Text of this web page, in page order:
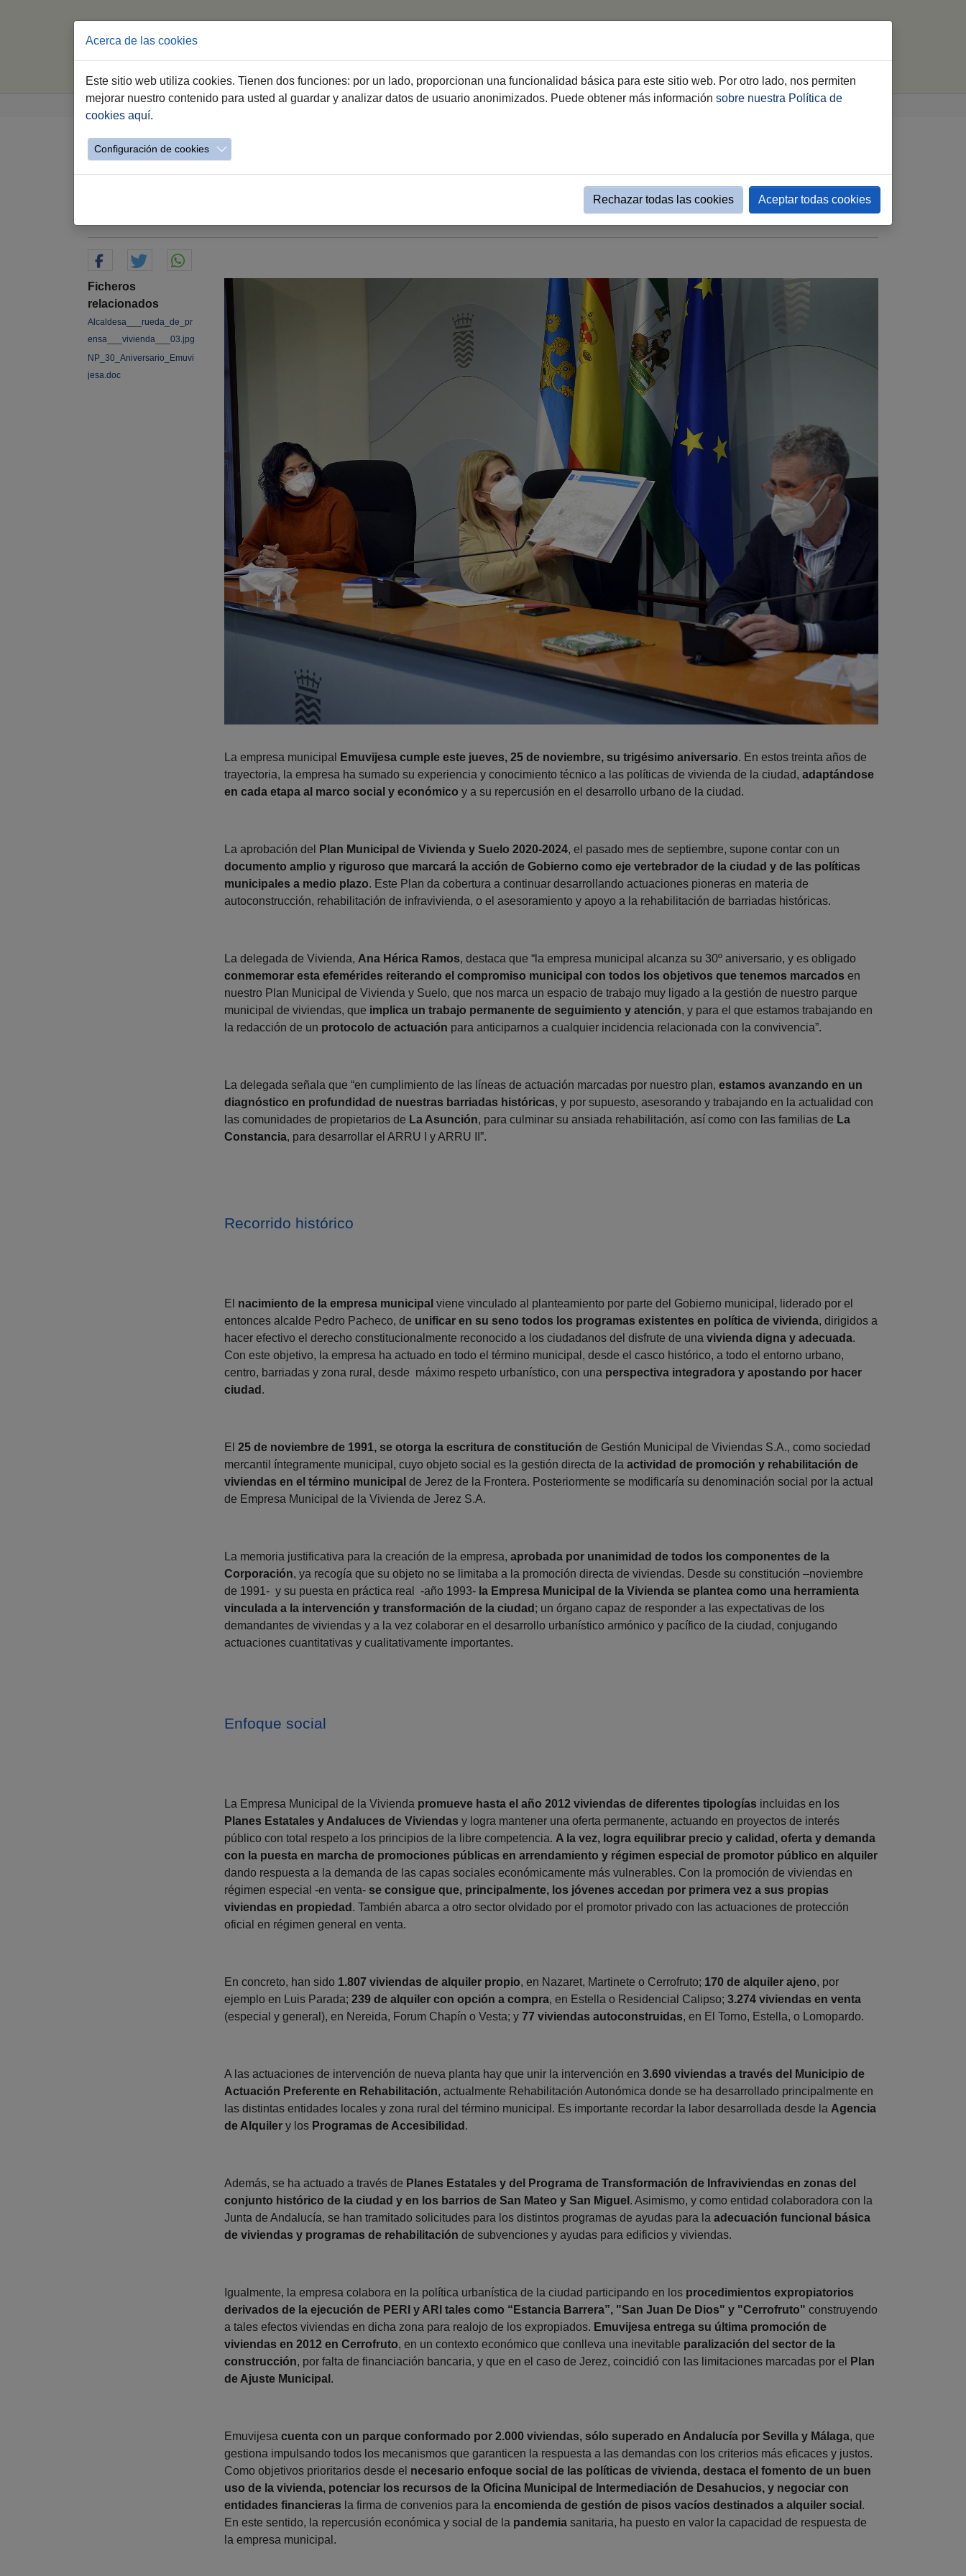
Jerez.es Webs Municipales Sala de Prensa Nota de Prensa
Emuvijesa cumple treinta años sumando experiencia y conocimiento a las
Ficheros
relacionados
Alcaldesa___rueda_de_pr
ensa___vivienda___03.jpg
NP_30_Aniversario_Emuvi
jesa.doc
La empresa municipal Emuvijesa cumple este jueves, 25 de noviembre, su trigésimo aniversario. En estos treinta años de
trayectoria, la empresa ha sumado su experiencia y conocimiento técnico a las políticas de vivienda de la ciudad, adaptándose
en cada etapa al marco social y económico y a su repercusión en el desarrollo urbano de la ciudad.
La aprobación del Plan Municipal de Vivienda y Suelo 2020-2024, el pasado mes de septiembre, supone contar con un
documento amplio y riguroso que marcará la acción de Gobierno como eje vertebrador de la ciudad y de las políticas
municipales a medio plazo. Este Plan da cobertura a continuar desarrollando actuaciones pioneras en materia de
autoconstrucción, rehabilitación de infravivienda, o el asesoramiento y apoyo a la rehabilitación de barriadas históricas.
La delegada de Vivienda, Ana Hérica Ramos, destaca que “la empresa municipal alcanza su 30º aniversario, y es obligado
conmemorar esta efemérides reiterando el compromiso municipal con todos los objetivos que tenemos marcados en
nuestro Plan Municipal de Vivienda y Suelo, que nos marca un espacio de trabajo muy ligado a la gestión de nuestro parque
municipal de viviendas, que implica un trabajo permanente de seguimiento y atención, y para el que estamos trabajando en
la redacción de un protocolo de actuación para anticiparnos a cualquier incidencia relacionada con la convivencia”.
La delegada señala que “en cumplimiento de las líneas de actuación marcadas por nuestro plan, estamos avanzando en un
diagnóstico en profundidad de nuestras barriadas históricas, y por supuesto, asesorando y trabajando en la actualidad con
las comunidades de propietarios de La Asunción, para culminar su ansiada rehabilitación, así como con las familias de La
Constancia, para desarrollar el ARRU I y ARRU II”.
Recorrido histórico
El nacimiento de la empresa municipal viene vinculado al planteamiento por parte del Gobierno municipal, liderado por el
entonces alcalde Pedro Pacheco, de unificar en su seno todos los programas existentes en política de vivienda, dirigidos a
hacer efectivo el derecho constitucionalmente reconocido a los ciudadanos del disfrute de una vivienda digna y adecuada.
Con este objetivo, la empresa ha actuado en todo el término municipal, desde el casco histórico, a todo el entorno urbano,
centro, barriadas y zona rural, desde máximo respeto urbanístico, con una perspectiva integradora y apostando por hacer
ciudad .
El 25 de noviembre de 1991, se otorga la escritura de constitución de Gestión Municipal de Viviendas S.A., como sociedad
mercantil íntegramente municipal, cuyo objeto social es la gestión directa de la actividad de promoción y rehabilitación de
viviendas en el término municipal de Jerez de la Frontera. Posteriormente se modificaría su denominación social por la actual
de Empresa Municipal de la Vivienda de Jerez S.A.
La memoria justificativa para la creación de la empresa, aprobada por unanimidad de todos los componentes de la
Corporación, ya recogía que su objeto no se limitaba a la promoción directa de viviendas. Desde su constitución –noviembre
de 1991- y su puesta en práctica real -año 1993- la Empresa Municipal de la Vivienda se plantea como una herramienta
vinculada a la intervención y transformación de la ciudad ; un órgano capaz de responder a las expectativas de los
demandantes de viviendas y a la vez colaborar en el desarrollo urbanístico armónico y pacífico de la ciudad, conjugando
actuaciones cuantitativas y cualitativamente importantes.
Enfoque social
La Empresa Municipal de la Vivienda promueve hasta el año 2012 viviendas de diferentes tipologías incluidas en los
Planes Estatales y Andaluces de Viviendas y logra mantener una oferta permanente, actuando en proyectos de interés
público con total respeto a los principios de la libre competencia. A la vez, logra equilibrar precio y calidad, oferta y demanda
con la puesta en marcha de promociones públicas en arrendamiento y régimen especial de promotor público en alquiler
dando respuesta a la demanda de las capas sociales económicamente más vulnerables. Con la promoción de viviendas en
régimen especial -en venta- se consigue que, principalmente, los jóvenes accedan por primera vez a sus propias
viviendas en propiedad . También abarca a otro sector olvidado por el promotor privado con las actuaciones de protección
oficial en régimen general en venta.
En concreto, han sido 1.807 viviendas de alquiler propio, en Nazaret, Martinete o Cerrofruto; 170 de alquiler ajeno, por
ejemplo en Luis Parada; 239 de alquiler con opción a compra, en Estella o Residencial Calipso; 3.274 viviendas en venta
(especial y general), en Nereida, Forum Chapín o Vesta; y 77 viviendas autoconstruidas, en El Torno, Estella, o Lomopardo.
A las actuaciones de intervención de nueva planta hay que unir la intervención en 3.690 viviendas a través del Municipio de
Actuación Preferente en Rehabilitación, actualmente Rehabilitación Autonómica donde se ha desarrollado principalmente en
las distintas entidades locales y zona rural del término municipal. Es importante recordar la labor desarrollada desde la Agencia
de Alquiler y los Programas de Accesibilidad .
Además, se ha actuado a través de Planes Estatales y del Programa de Transformación de Infraviviendas en zonas del
conjunto histórico de la ciudad y en los barrios de San Mateo y San Miguel . Asimismo, y como entidad colaboradora con la
Junta de Andalucía, se han tramitado solicitudes para los distintos programas de ayudas para la adecuación funcional básica
de viviendas y programas de rehabilitación de subvenciones y ayudas para edificios y viviendas.
Igualmente, la empresa colabora en la política urbanística de la ciudad participando en los procedimientos expropiatorios
derivados de la ejecución de PERI y ARI tales como “Estancia Barrera”, "San Juan De Dios" y "Cerrofruto" construyendo
a tales efectos viviendas en dicha zona para realojo de los expropiados. Emuvijesa entrega su última promoción de
viviendas en 2012 en Cerrofruto, en un contexto económico que conlleva una inevitable paralización del sector de la
construcción, por falta de financiación bancaria, y que en el caso de Jerez, coincidió con las limitaciones marcadas por el
Plan
de Ajuste Municipal .
Emuvijesa cuenta con un parque conformado por 2.000 viviendas, sólo superado en Andalucía por Sevilla y Málaga, que
gestiona impulsando todos los mecanismos que garanticen la respuesta a las demandas con los criterios más eficaces y justos.
Como objetivos prioritarios desde el necesario enfoque social de las políticas de vivienda, destaca el fomento de un buen
uso de la vivienda, potenciar los recursos de la Oficina Municipal de Intermediación de Desahucios, y negociar con
entidades financieras la firma de convenios para la encomienda de gestión de pisos vacíos destinados a alquiler social .
En este sentido, la repercusión económica y social de la pandemia sanitaria, ha puesto en valor la capacidad de respuesta de
la empresa municipal.
Acerca de las cookies
Este sitio web utiliza cookies. Tienen dos funciones: por un lado, proporcionan una funcionalidad básica para este sitio web. Por otro lado, nos permiten
mejorar nuestro contenido para usted al guardar y analizar datos de usuario anonimizados. Puede obtener más información sobre nuestra Política de
cookies aquí.
Configuración de cookies
Rechazar todas las cookies Aceptar todas cookies